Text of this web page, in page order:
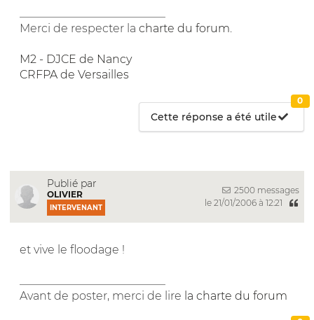
Merci de respecter la charte du forum
M2 - DJCE de Nancy
CRFPA de Versailles
Cette réponse a été utile
0
Publié par
OLIVIER
INTERVENANT
2500 messages
le 21/01/2006 à 12:21
et vive le floodage !
Avant de poster, merci de lire la charte du forum